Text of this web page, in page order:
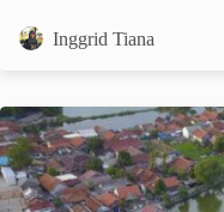
Inggrid Tiana